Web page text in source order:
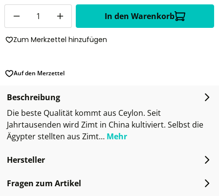
In den Warenkorb
Zum Merkzettel hinzufügen
Auf den Merzettel
Beschreibung
Die beste Qualität kommt aus Ceylon. Seit
Jahrtausenden wird Zimt in China kultiviert. Selbst die
Ägypter stellten aus Zimt… Mehr
Hersteller
Fragen zum Artikel